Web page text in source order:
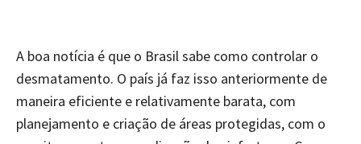
A boa notícia é que o Brasil sabe como controlar o
desmatamento. O país já faz isso anteriormente de
maneira eficiente e relativamente barata, com
planejamento e criação de áreas protegidas, com o